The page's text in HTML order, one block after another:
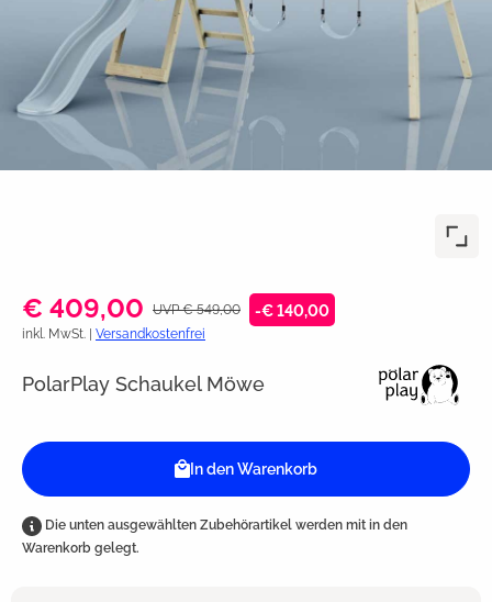
€ 409,00 UVP € 549,00 -€ 140,00
inkl. MwSt. | Versandkostenfrei
PolarPlay Schaukel Möwe
In den Warenkorb
Die unten ausgewählten Zubehörartikel werden mit in den
Warenkorb gelegt.